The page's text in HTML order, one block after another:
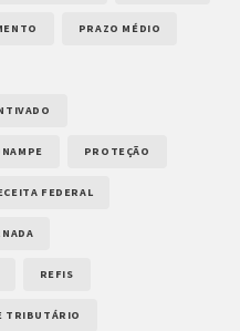
PRAZO MÉDIO
PROTEÇÃO
FEDERAL
REFIS
TRIBUTÁRIO